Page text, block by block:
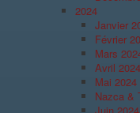
2024
Janvier
Février
Mars
Avril 2024
Mai 2024
Nazca &